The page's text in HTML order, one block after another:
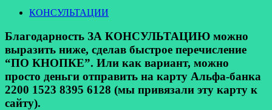
КОНСУЛЬТАЦИИ
Благодарность ЗА КОНСУЛЬТАЦИЮ можно
выразить ниже, сделав быстрое перечисление
“ПО КНОПКЕ”. Или как вариант, можно
просто деньги отправить на карту Альфа-банка
2200 1523 8395 6128 (мы привязали эту карту к
сайту).